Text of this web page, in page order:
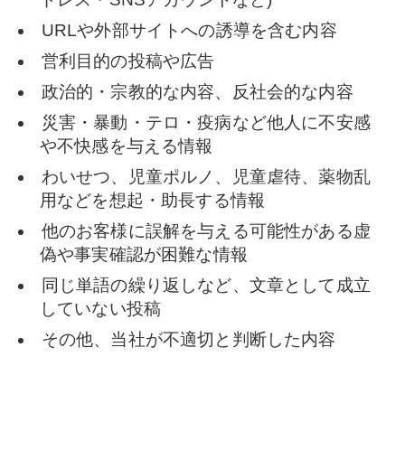
URLや外部サイトへの誘導を含む内容
営利目的の投稿や広告
政治的・宗教的な内容、反社会的な内容
災害・暴動・テロ・疫病など他人に不安感
や不快感を与える情報
わいせつ、児童ポルノ、児童虐待、薬物乱
用などを想起・助長する情報
他のお客様に誤解を与える可能性がある虚
偽や事実確認が困難な情報
同じ単語の繰り返しなど、文章として成立
していない投稿
その他、当社が不適切と判断した内容